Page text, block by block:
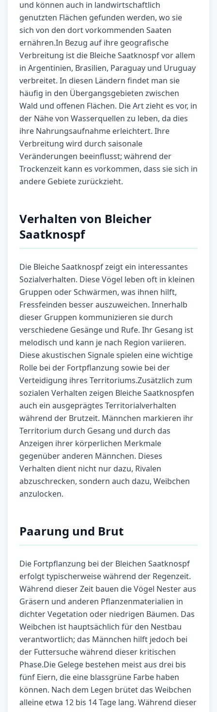
und können auch in landwirtschaftlich
genutzten Flächen gefunden werden, wo sie
sich von den dort vorkommenden Saaten
ernähren.In Bezug auf ihre geografische
Verbreitung ist die Bleiche Saatknospf vor allem
in Argentinien, Brasilien, Paraguay und Uruguay
verbreitet. In diesen Ländern findet man sie
häufig in den Übergangsgebieten zwischen
Wald und offenen Flächen. Die Art zieht es vor, in
der Nähe von Wasserquellen zu leben, da dies
ihre Nahrungsaufnahme erleichtert. Ihre
Verbreitung wird durch saisonale
Veränderungen beeinflusst; während der
Trockenzeit kann es vorkommen, dass sie sich in
andere Gebiete zurückzieht.
Verhalten von Bleicher
Saatknospf
Die Bleiche Saatknospf zeigt ein interessantes
Sozialverhalten. Diese Vögel leben oft in kleinen
Gruppen oder Schwärmen, was ihnen hilft,
Fressfeinden besser auszuweichen. Innerhalb
dieser Gruppen kommunizieren sie durch
verschiedene Gesänge und Rufe. Ihr Gesang ist
melodisch und kann je nach Region variieren.
Diese akustischen Signale spielen eine wichtige
Rolle bei der Fortpflanzung sowie bei der
Verteidigung ihres Territoriums.Zusätzlich zum
sozialen Verhalten zeigen Bleiche Saatknospfen
auch ein ausgeprägtes Territorialverhalten
während der Brutzeit. Männchen markieren ihr
Territorium durch Gesang und durch das
Anzeigen ihrer körperlichen Merkmale
gegenüber anderen Männchen. Dieses
Verhalten dient nicht nur dazu, Rivalen
abzuschrecken, sondern auch dazu, Weibchen
anzulocken.
Paarung und Brut
Die Fortpflanzung bei der Bleichen Saatknospf
erfolgt typischerweise während der Regenzeit.
Während dieser Zeit bauen die Vögel Nester aus
Gräsern und anderen Pflanzenmaterialien in
dichter Vegetation oder niedrigen Bäumen. Das
Weibchen ist hauptsächlich für den Nestbau
verantwortlich; das Männchen hilft jedoch bei
der Futtersuche während dieser kritischen
Phase.Die Gelege bestehen meist aus drei bis
fünf Eiern, die eine blassgrüne Farbe haben
können. Nach dem Legen brütet das Weibchen
alleine etwa 12 bis 14 Tage lang. Während dieser